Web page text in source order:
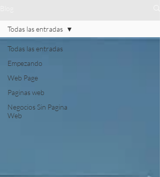
Todas las entradas
Empezando
Web Page
Paginas web
Negocios Sin Pagina
Web
Todas las entradas